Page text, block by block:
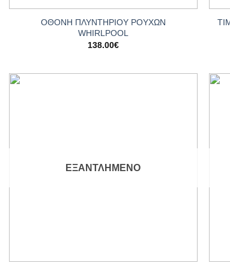
ΟΘΟΝΗ ΠΛΥΝΤΗΡΙΟΥ ΡΟΥΧΩΝ
WHIRLPOOL
138.00€
ΕΞΑΝΤΛΗΜΈΝΟ